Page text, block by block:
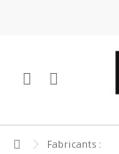
Fabricants :